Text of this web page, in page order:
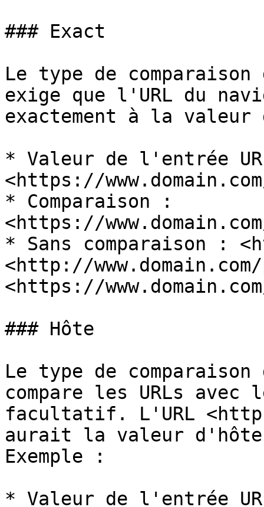
### Exact
Le type de
exige que l'URL du
exactement à la valeur
* Valeur de l'entrée
<https://
* Comparaison :
<https://
* Sans comparaison :
<http://
<https://
### Hôte
Le type de
compare les URLs
facultatif. L'URL
aurait la valeur d'hôte
Exemple :
* Valeur de l'entrée